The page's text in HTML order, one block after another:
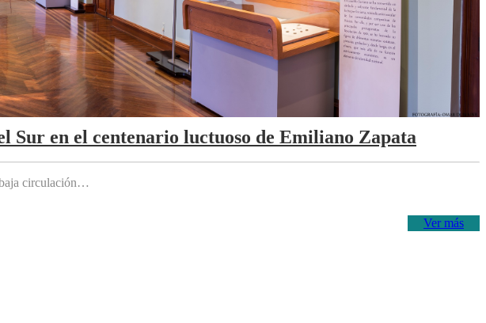
en el centenario luctuoso de Emiliano Zapata
circulación…
Ver más